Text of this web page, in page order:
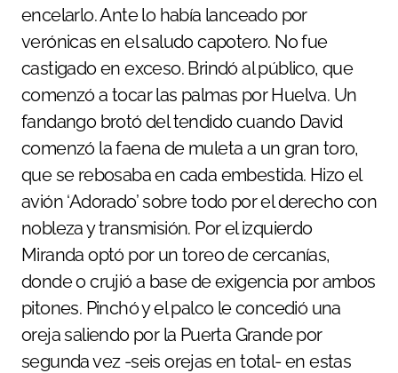
encelarlo. Ante lo había lanceado por
verónicas en el saludo capotero. No fue
castigado en exceso. Brindó al público, que
comenzó a tocar las palmas por Huelva. Un
fandango brotó del tendido cuando David
comenzó la faena de muleta a un gran toro,
que se rebosaba en cada embestida. Hizo el
avión ‘Adorado’ sobre todo por el derecho con
nobleza y transmisión. Por el izquierdo
Miranda optó por un toreo de cercanías,
donde o crujió a base de exigencia por ambos
pitones. Pinchó y el palco le concedió una
oreja saliendo por la Puerta Grande por
segunda vez -seis orejas en total- en estas